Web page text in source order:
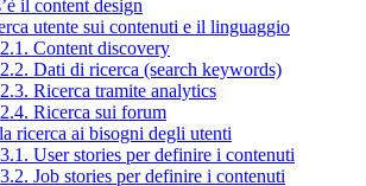
il content design
utente sui contenuti e il linguaggio
Content discovery
Dati di ricerca (search keywords)
Ricerca tramite analytics
Ricerca sui forum
ricerca ai bisogni degli utenti
User stories per definire i contenuti
Job stories per definire i contenuti